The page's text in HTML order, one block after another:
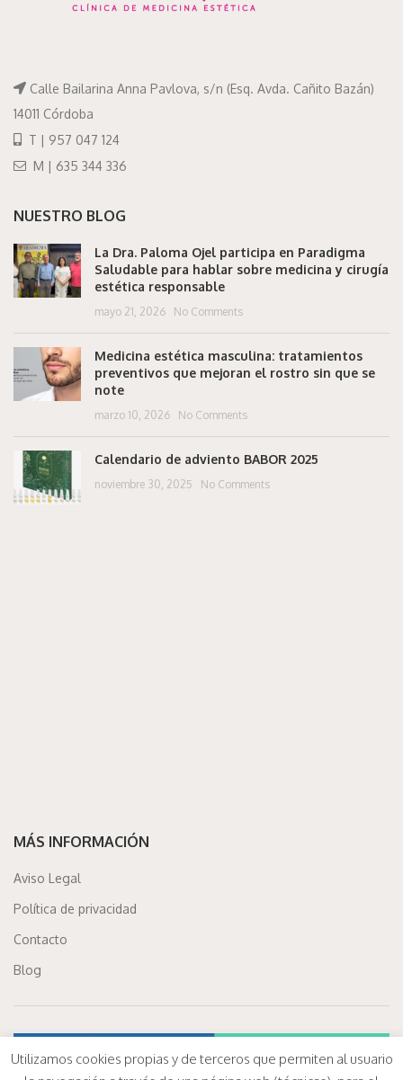
Calle Bailarina Anna Pavlova, s/n (Esq. Avda. Cañito Bazán)
14011 Córdoba
T | 957 047 124
M | 635 344 336
NUESTRO BLOG
La Dra. Paloma Ojel participa en Paradigma
Saludable para hablar sobre medicina y cirugía
estética responsable
mayo 21, 2026 No Comments
Medicina estética masculina: tratamientos
preventivos que mejoran el rostro sin que se
note
marzo 10, 2026 No Comments
Calendario de adviento BABOR 2025
noviembre 30, 2025 No Comments
MÁS INFORMACIÓN
Aviso Legal
Política de privacidad
Contacto
Blog
Utilizamos cookies propias y de terceros que permiten al usuario